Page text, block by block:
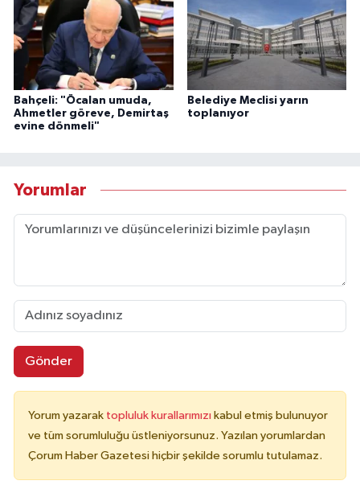
Bahçeli: "Öcalan umuda,
Ahmetler göreve, Demirtaş
evine dönmeli"
Belediye Meclisi yarın
toplanıyor
Yorumlar
Gönder
Yorum yazarak topluluk kurallarımızı kabul etmiş bulunuyor
ve tüm sorumluluğu üstleniyorsunuz. Yazılan yorumlardan
Çorum Haber Gazetesi hiçbir şekilde sorumlu tutulamaz.